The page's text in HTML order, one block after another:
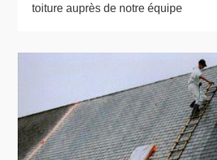
toiture auprès de notre équipe